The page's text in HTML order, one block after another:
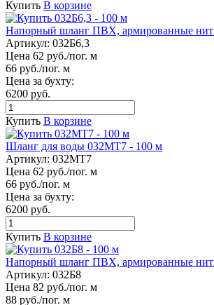
Купить В корзине
Напорный шланг ПВХ, армированные
Артикул: 032Б6,3
Цена 62 руб./пог. м
66 руб./пог. м
Цена за бухту:
6200 руб.
Купить В корзине
Шланг для воды 032МТ7 - 100 м
Артикул: 032МТ7
Цена 62 руб./пог. м
66 руб./пог. м
Цена за бухту:
6200 руб.
Купить В корзине
Напорный шланг ПВХ, армированные
Артикул: 032Б8
Цена 82 руб./пог. м
88 руб./пог. м